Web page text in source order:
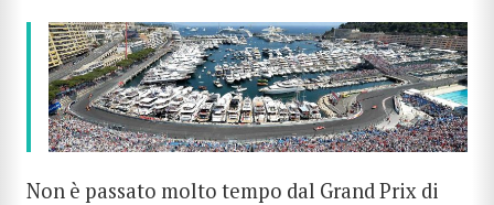
Non è passato molto tempo dal Grand Prix di